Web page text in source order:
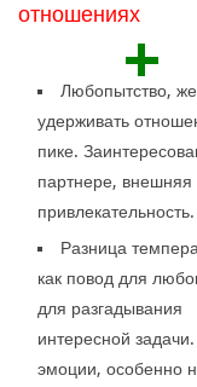
отношениях
+
Любопытство,
удерживать
пике.
партнере, внешняя
привлекательность.
Разница
как повод для
для разгадывания
интересной
эмоции, особенно